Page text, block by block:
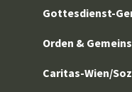
Gottesdienst-
Orden &
Caritas-Wien/